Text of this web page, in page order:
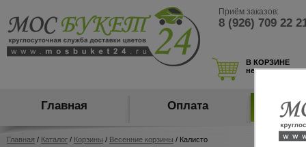
Приём заказов:
8 (926) 709 22
В КОРЗИНЕ
нет товаров
Главная Оплата
Главная / Каталог / Корзины / Весенние корзины / Калисто